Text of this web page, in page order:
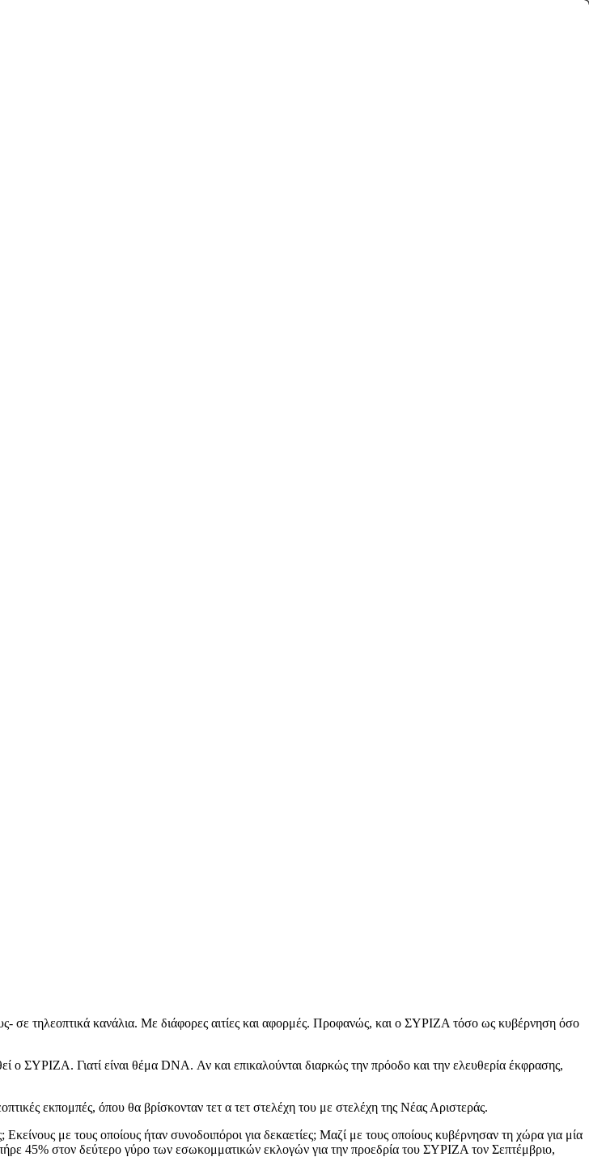
σε τηλεοπτικά κανάλια. Με διάφορες αιτίες και αφορμές. Προφανώς, και ο ΣΥΡΙΖΑ τόσο ως κυβέρνηση όσο
ο ΣΥΡΙΖΑ. Γιατί είναι θέμα DNA. Αν και επικαλούνται διαρκώς την πρόοδο και την ελευθερία έκφρασης,
εκπομπές, όπου θα βρίσκονταν τετ α τετ στελέχη του με στελέχη της Νέας Αριστεράς.
με τους οποίους ήταν συνοδοιπόροι για δεκαετίες; Μαζί με τους οποίους κυβέρνησαν τη χώρα για μία
45% στον δεύτερο γύρο των εσωκομματικών εκλογών για την προεδρία του ΣΥΡΙΖΑ τον Σεπτέμβριο,